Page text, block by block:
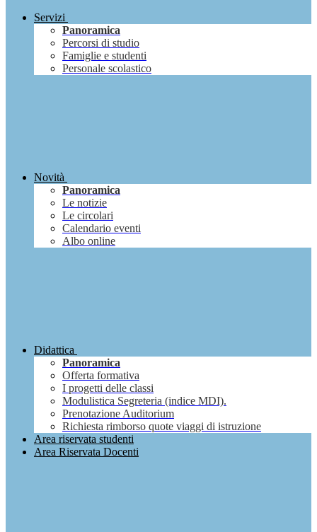
Servizi
Panoramica
Percorsi di studio
Famiglie e studenti
Personale scolastico
Novità
Panoramica
Le notizie
Le circolari
Calendario eventi
Albo online
Didattica
Panoramica
Offerta formativa
I progetti delle classi
Modulistica Segreteria (indice MDI).
Prenotazione Auditorium
Richiesta rimborso quote viaggi di istruzione
Area riservata studenti
Area Riservata Docenti